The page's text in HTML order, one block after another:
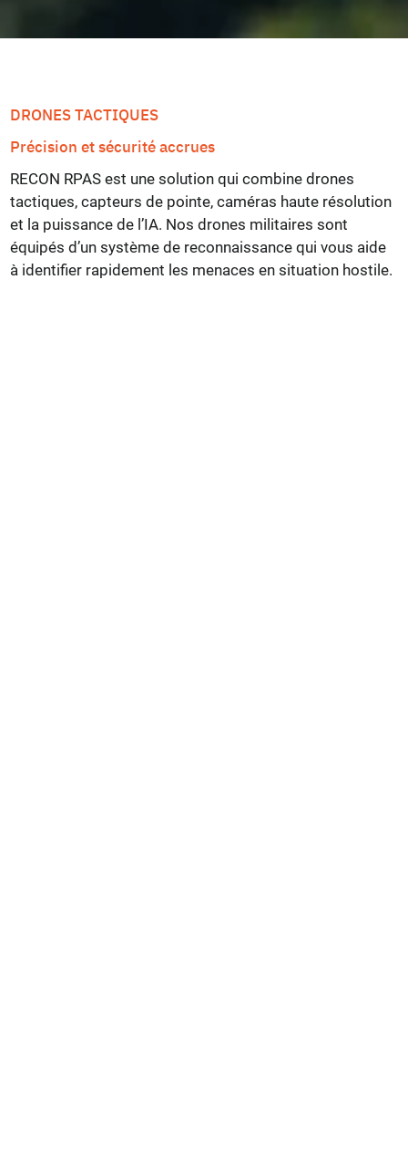
DRONES TACTIQUES
Précision et sécurité accrues
RECON RPAS est une solution qui combine drones
tactiques, capteurs de pointe, caméras haute résolution
et la puissance de l’IA. Nos drones militaires sont
équipés d’un système de reconnaissance qui vous aide
à identifier rapidement les menaces en situation hostile.